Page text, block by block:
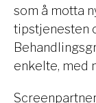
som å motta
tipstjenesten
enkelte, med